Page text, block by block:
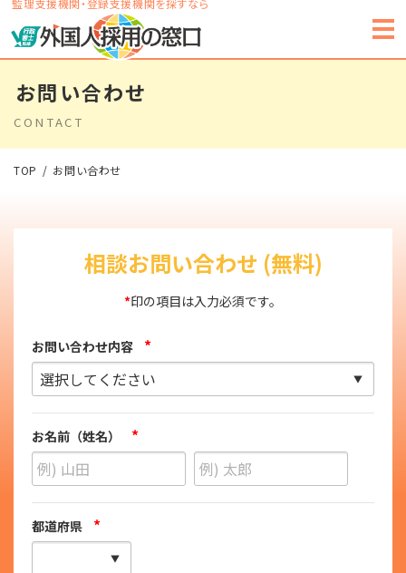
監理支援機関・登録支援機関を探すなら
お問い合わせ
CONTACT
TOP お問い合わせ
相談お問い合わせ (無料)
*印の項目は入力必須です。
お問い合わせ内容 *
お名前（姓名） *
都道府県 *